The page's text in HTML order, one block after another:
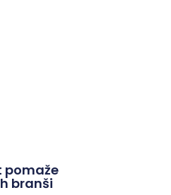
pomaže
branši